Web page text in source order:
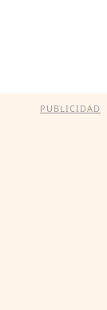
PUBLICIDAD